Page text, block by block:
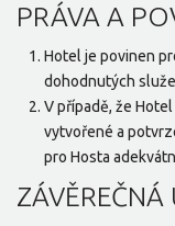
PRÁVA A
Hotel je povinen
dohodnutých
V případě, že
vytvořené a
pro Hosta